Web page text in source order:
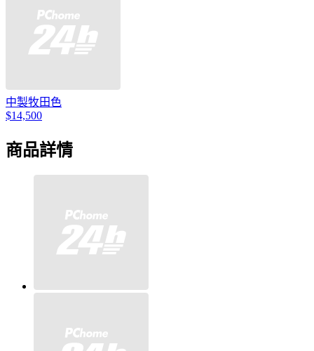
中製牧田色
$14,500
商品詳情